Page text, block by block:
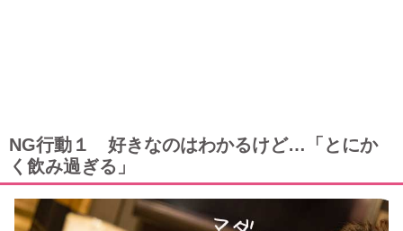
NG行動１ 好きなのはわかるけど…「とにか
く飲み過ぎる」